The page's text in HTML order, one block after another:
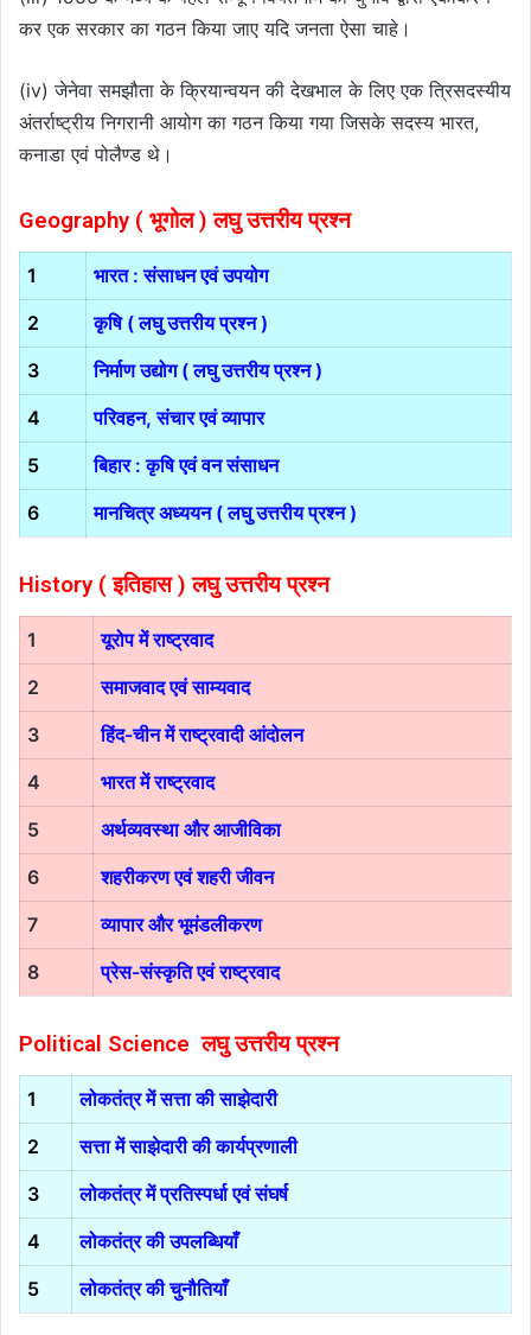
कर एक सरकार का गठन किया जाए यदि जनता ऐसा चाहे।
(iv) जेनेवा समझौता के क्रियान्वयन की देखभाल के लिए एक त्रिसदस्यीय
अंतर्राष्ट्रीय निगरानी आयोग का गठन किया गया जिसके सदस्य भारत,
कनाडा एवं पोलैण्ड थे।
Geography ( भूगोल ) लघु उत्तरीय प्रश्न
1
भारत : संसाधन एवं उपयोग
2
कृषि ( लघु उत्तरीय प्रश्न )
3
निर्माण उद्योग ( लघु उत्तरीय प्रश्न )
4
परिवहन, संचार एवं व्यापार
5
बिहार : कृषि एवं वन संसाधन
6
मानचित्र अध्ययन ( लघु उत्तरीय प्रश्न )
History ( इतिहास )लघु उत्तरीय प्रश्न
1
यूरोप में राष्ट्रवाद
2
समाजवाद एवं साम्यवाद
3
हिंद-चीन में राष्ट्रवादी आंदोलन
4
भारत में राष्ट्रवाद
5
अर्थव्यवस्था और आजीविका
6
शहरीकरण एवं शहरी जीवन
7
व्यापार और भूमंडलीकरण
8
प्रेस-संस्कृति एवं राष्ट्रवाद
Political Scienceलघु उत्तरीय प्रश्न
1
लोकतंत्र में सत्ता की साझेदारी
2
सत्ता में साझेदारी की कार्यप्रणाली
3
लोकतंत्र में प्रतिस्पर्धा एवं संघर्ष
4
लोकतंत्र की उपलब्धियाँ
5
लोकतंत्र की चुनौतियाँ